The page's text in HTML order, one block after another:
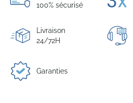
100% sécurisé
Livraison
24/72H
Garanties